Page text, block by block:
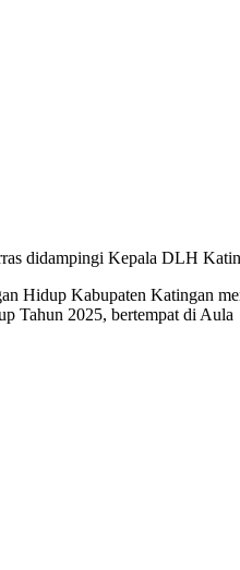
didampingi Kepala DLH
Kabupaten Katingan
Tahun 2025, bertempat di